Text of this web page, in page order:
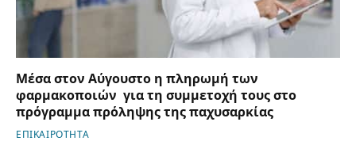
Μέσα στον Αύγουστο η πληρωμή των
φαρμακοποιών για τη συμμετοχή τους στο
πρόγραμμα πρόληψης της παχυσαρκίας
ΕΠΙΚΑΙΡΟΤΗΤΑ